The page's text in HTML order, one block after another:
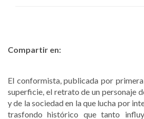
Compartir en:
El conformista, publicada por
superficie, el retrato de un personaje
y de la sociedad en la que lucha por
trasfondo histórico que tanto